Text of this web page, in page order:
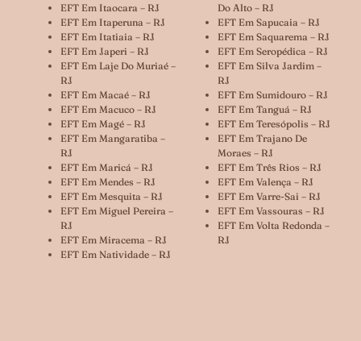
EFT Em Itaocara – RJ
EFT Em Itaperuna – RJ
EFT Em Itatiaia – RJ
EFT Em Japeri – RJ
EFT Em Laje Do Muriaé –
RJ
EFT Em Macaé – RJ
EFT Em Macuco – RJ
EFT Em Magé – RJ
EFT Em Mangaratiba –
RJ
EFT Em Maricá – RJ
EFT Em Mendes – RJ
EFT Em Mesquita – RJ
EFT Em Miguel Pereira –
RJ
EFT Em Miracema – RJ
EFT Em Natividade – RJ
Do Alto – RJ
EFT Em Sapucaia – RJ
EFT Em Saquarema – RJ
EFT Em Seropédica – RJ
EFT Em Silva Jardim –
RJ
EFT Em Sumidouro – RJ
EFT Em Tanguá – RJ
EFT Em Teresópolis – RJ
EFT Em Trajano De
Moraes – RJ
EFT Em Três Rios – RJ
EFT Em Valença – RJ
EFT Em Varre-Sai – RJ
EFT Em Vassouras – RJ
EFT Em Volta Redonda –
RJ